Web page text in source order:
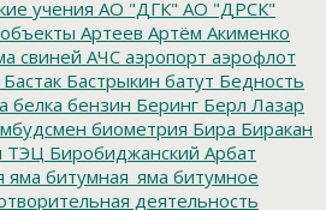
учения АО "ДГК" АО "ДРСК"
Артеев Артём Акименко
свиней АЧС аэропорт аэрофлот
Бастак Бастрыкин батут Бедность
белка бензин Беринг Берл Лазар
биометрия Бира Биракан
ТЭЦ Биробиджанский Арбат
яма битумная_яма битумное
деятельность